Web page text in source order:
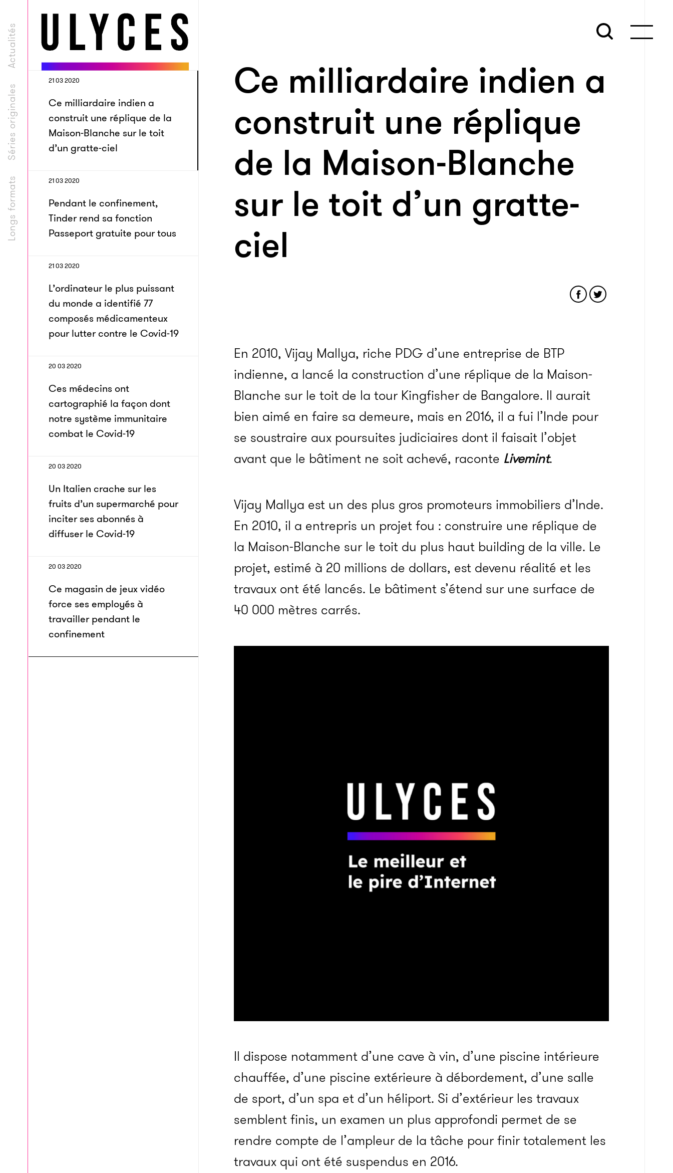
Longs formats
Séries originales
Actualités
21 03 2020
Ce milliardaire indien a
construit une réplique de la
Maison-Blanche sur le toit
d’un gratte-ciel
21 03 2020
Pendant le confinement,
Tinder rend sa fonction
Passeport gratuite pour tous
21 03 2020
L’ordinateur le plus puissant
du monde a identifié 77
composés médicamenteux
pour lutter contre le Covid-19
20 03 2020
Ces médecins ont
cartographié la façon dont
notre système immunitaire
combat le Covid-19
20 03 2020
Un Italien crache sur les
fruits d’un supermarché pour
inciter ses abonnés à
diffuser le Covid-19
20 03 2020
Ce magasin de jeux vidéo
force ses employés à
travailler pendant le
confinement
Ce milliardaire indien a
construit une réplique
de la Maison-Blanche
sur le toit d’un gratte-
ciel
En 2010, Vijay Mallya, riche PDG d’une entreprise de BTP
indienne, a lancé la construction d’une réplique de la Maison-
Blanche sur le toit de la tour Kingfisher de Bangalore. Il aurait
bien aimé en faire sa demeure, mais en 2016, il a fui l’Inde pour
se soustraire aux poursuites judiciaires dont il faisait l’objet
avant que le bâtiment ne soit achevé, raconte Livemint.
Vijay Mallya est un des plus gros promoteurs immobiliers d’Inde.
En 2010, il a entrepris un projet fou : construire une réplique de
la Maison-Blanche sur le toit du plus haut building de la ville. Le
projet, estimé à 20 millions de dollars, est devenu réalité et les
travaux ont été lancés. Le bâtiment s’étend sur une surface de
40 000 mètres carrés.
Il dispose notamment d’une cave à vin, d’une piscine intérieure
chauffée, d’une piscine extérieure à débordement, d’une salle
de sport, d’un spa et d’un héliport. Si d’extérieur les travaux
semblent finis, un examen un plus approfondi permet de se
rendre compte de l’ampleur de la tâche pour finir totalement les
travaux qui ont été suspendus en 2016.